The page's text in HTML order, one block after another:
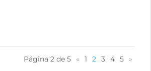
Página 2 de 5 « 1 2 3 4 5 »